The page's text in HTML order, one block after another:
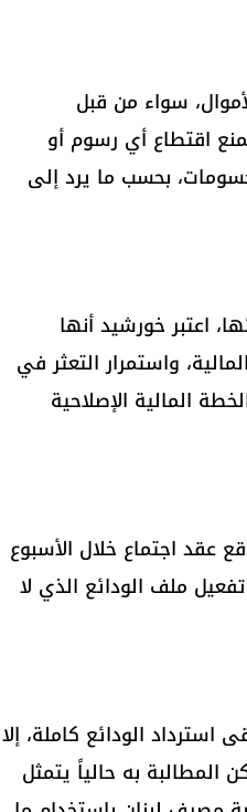
سواء من قبل
اقتطاع أي رسوم أو
بحسب ما يرد إلى
اعتبر خورشيد أنها
واستمرار التعثر في
المالية الإصلاحية
عقد اجتماع خلال الأسبوع
ملف الودائع الذي لا
الودائع كاملة، إلا
المطالبة به حالياً يتمثل